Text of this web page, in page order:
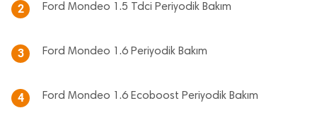
2 Ford Mondeo 1.5 Tdci Periyodik Bakım
3 Ford Mondeo 1.6 Periyodik Bakım
4 Ford Mondeo 1.6 Ecoboost Periyodik Bakım